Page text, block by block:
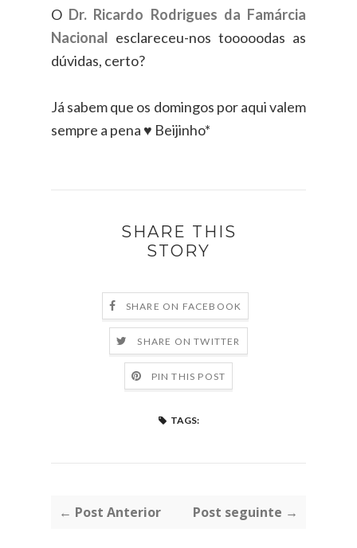
O Dr. Ricardo Rodrigues da Famárcia
Nacional esclareceu-nos tooooodas as
dúvidas, certo?
Já sabem que os domingos por aqui valem
sempre a pena ♥ Beijinho*
SHARE THIS
STORY
SHARE ON FACEBOOK
SHARE ON TWITTER
PIN THIS POST
TAGS:
← Post Anterior Post seguinte →